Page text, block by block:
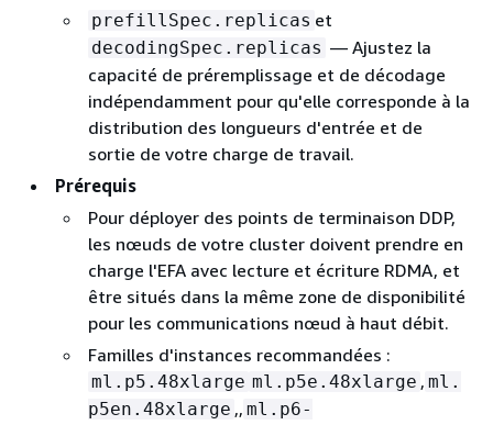
prefillSpec.replicas et
decodingSpec.replicas — Ajustez la
capacité de préremplissage et de décodage
indépendamment pour qu'elle corresponde à la
distribution des longueurs d'entrée et de
sortie de votre charge de travail.
Prérequis
Pour déployer des points de terminaison DDP,
les nœuds de votre cluster doivent prendre en
charge l'EFA avec lecture et écriture RDMA, et
être situés dans la même zone de disponibilité
pour les communications nœud à haut débit.
Familles d'instances recommandées :
ml.p5.48xlarge ml.p5e.48xlarge , ml.
p5en.48xlarge ,, ml.p6-